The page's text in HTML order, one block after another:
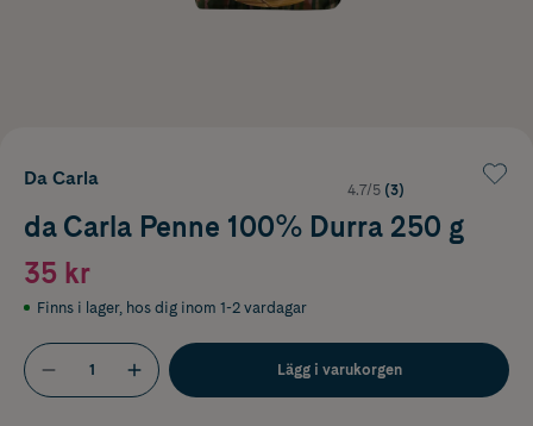
Da Carla
4.7/5 (3)
da Carla Penne 100% Durra 250 g
35 kr
Finns i lager, hos dig inom 1-2 vardagar
Lägg i varukorgen